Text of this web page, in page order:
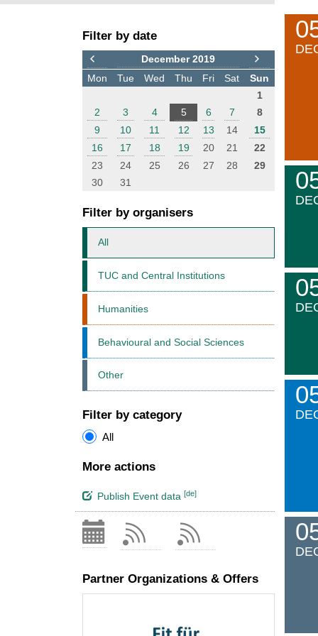
i
l
t
e
Filter by date
December 2019
Mon
Tue Wed Thu Fri Sat
Sun
1
2
3 4 5 6 7
8
9
10 11 12 13 14
15
16
17 18 19 20 21
22
23
24 25 26 27 28
29
30
31
Filter by organisers
All
TUC and Central Institutions
Humanities
Behavioural and Social Sciences
Other
Filter by category
All
More actions
Publish Event data [de]
Partner Organizations & Offers